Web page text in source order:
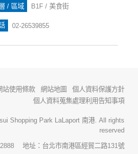
/ 區域 B1F / 美食街
02-26539855
站使用條款 網站地圖
個人資料保護方針
個人資料蒐集處理利用告知事項
Shopping Park LaLaport 南港. All rights
reserved
2888 地址：台北市南港區經貿二路131號